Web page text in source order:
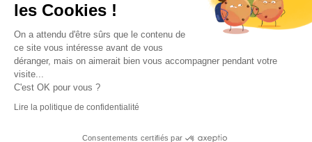
les Cookies !
On a attendu d'être sûrs que le contenu de
ce site vous intéresse avant de vous
déranger, mais on aimerait bien vous accompagner pendant votre
visite...
C'est OK pour vous ?
Lire la politique de confidentialité
Consentements certifiés par
Confidentialité
Gestion des cookies
Conditions générales d’utilisation
Mentions légales
les webradios RIFFX
en exclusivité sur VIBES le titre de la révé